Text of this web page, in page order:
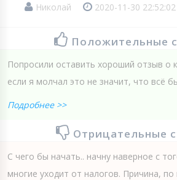
Николай 2020-11-30 22:52:02
Положительные
Попросили оставить хороший отзыв о
если я молчал это не значит, что всё
Подробнее >>
Отрицательные
С чего бы начать.. начну наверное с
многие уходит от налогов. Причина,